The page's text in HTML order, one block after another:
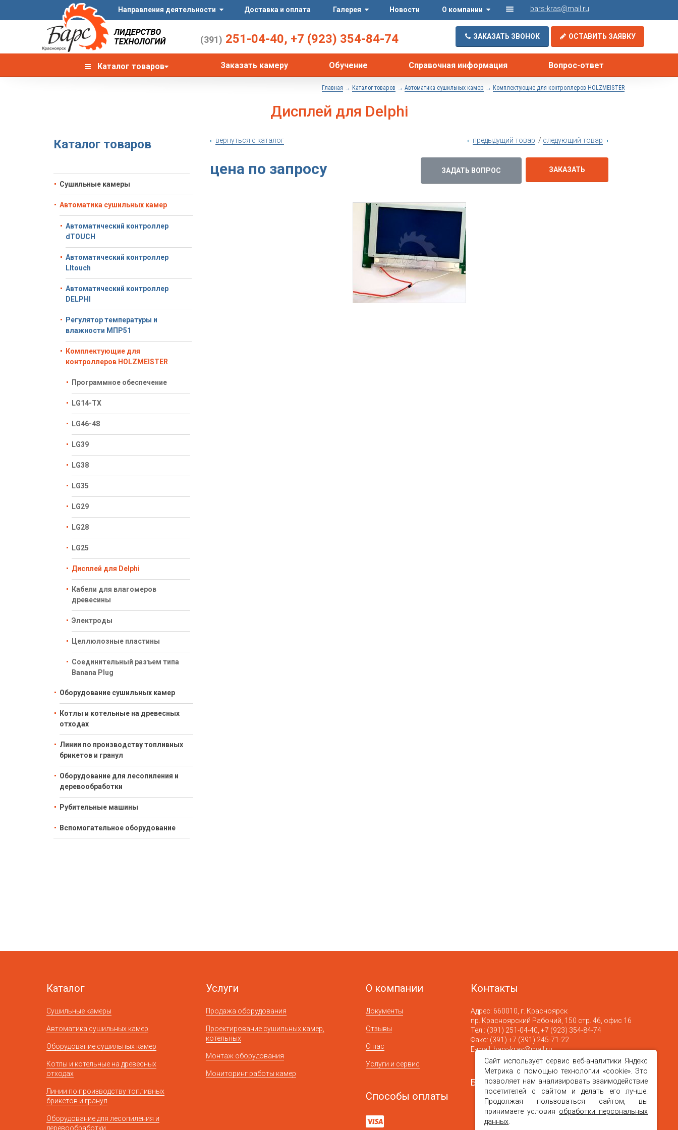
Направления деятельности Доставка и оплата Галерея Новости О компании bars-kras@mail.ru
(391) 251-04-40, +7 (923) 354-84-74 ЗАКАЗАТЬ ЗВОНОК ОСТАВИТЬ ЗАЯВКУ
Каталог товаров Заказать камеру Обучение Справочная информация Вопрос-ответ
Главная → Каталог товаров → Автоматика сушильных камер → Комплектующие для контроллеров HOLZMEISTER
Дисплей для Delphi
Каталог товаров
Сушильные камеры
Автоматика сушильных камер
Автоматический контроллер
dTOUCH
Автоматический контроллер
LItouch
Автоматический контроллер
DELPHI
Регулятор температуры и
влажности МПР51
Комплектующие для
контроллеров HOLZMEISTER
Программное обеспечение
LG14-TX
LG46-48
LG39
LG38
LG35
LG29
LG28
LG25
Дисплей для Delphi
Кабели для влагомеров
древесины
Электроды
Целлюлозные пластины
Соединительный разъем типа
Banana Plug
Оборудование сушильных камер
Котлы и котельные на древесных
отходах
Линии по производству топливных
брикетов и гранул
Оборудование для лесопиления и
деревообработки
Рубительные машины
Вспомогательное оборудование
вернуться с каталог предыдущий товар / следующий товар
цена по запросу ЗАДАТЬ ВОПРОС ЗАКАЗАТЬ
Каталог
Сушильные камеры
Автоматика сушильных камер
Оборудование сушильных камер
Котлы и котельные на древесных
отходах
Линии по производству топливных
брикетов и гранул
Оборудование для лесопиления и
деревообработки
Услуги
Продажа оборудования
Проектирование сушильных камер,
котельных
Монтаж оборудования
Мониторинг работы камер
О компании
Документы
Отзывы
О нас
Услуги и сервис
Способы оплаты
Контакты
Адрес: 660010 г. Красноярск
пр. Красноярский Рабочий, 150 стр. 46, офис 16
Тел.: (391) 251-04-40 +7 (923) 354-84-74
Факс: (391) +7 (391) 245-71-22
Е-mail:bars-kras@mail.ru
Барс в месенджерах
Сайт использует сервис веб-аналитики Яндекс
Метрика с помощью технологии «cookie». Это
позволяет нам анализировать взаимодействие
посетителей с сайтом и делать его лучше.
Продолжая пользоваться сайтом, вы
принимаете условия обработки персональных
данных